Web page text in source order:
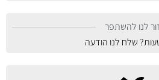
לנו להשתפר
שלח לנו הודעה